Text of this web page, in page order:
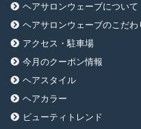
ヘアサロンウェーブについて
ヘアサロンウェーブのこだわ
アクセス・駐車場
今月のクーポン情報
ヘアスタイル
ヘアカラー
ビューティトレンド